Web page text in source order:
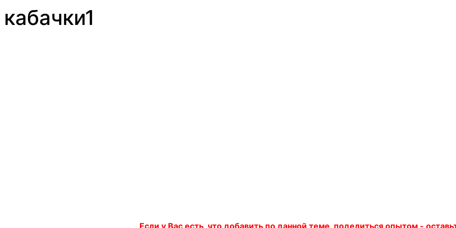
кабачки1